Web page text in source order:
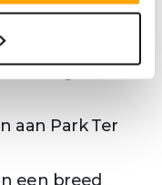
aan Park Ter
een breed